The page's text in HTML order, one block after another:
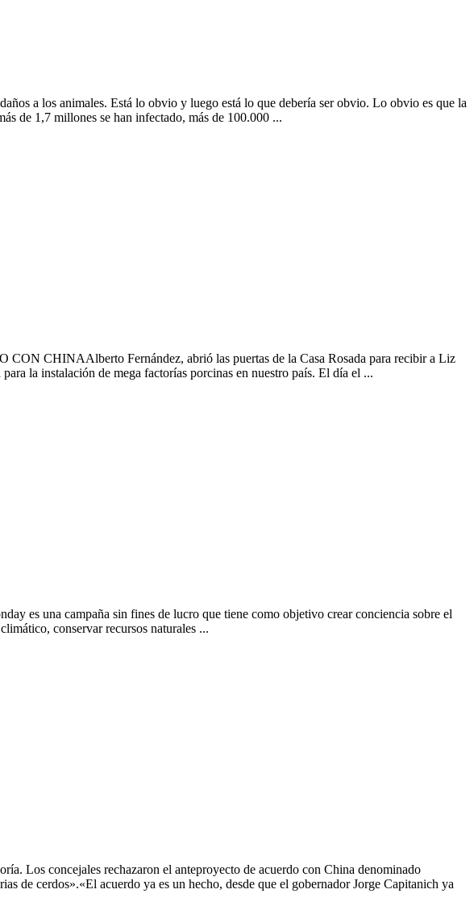
a los animales. Está lo obvio y luego está lo que debería ser obvio. Lo obvio es que la
de 1,7 millones se han infectado, más de 100.000 ...
CHINAAlberto Fernández, abrió las puertas de la Casa Rosada para recibir a Liz
la instalación de mega factorías porcinas en nuestro país. El día el ...
es una campaña sin fines de lucro que tiene como objetivo crear conciencia sobre el
conservar recursos naturales ...
Los concejales rechazaron el anteproyecto de acuerdo con China denominado
de cerdos».«El acuerdo ya es un hecho, desde que el gobernador Jorge Capitanich ya